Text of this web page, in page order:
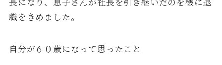
職をきめました。
自分が６０歳になって思ったこと